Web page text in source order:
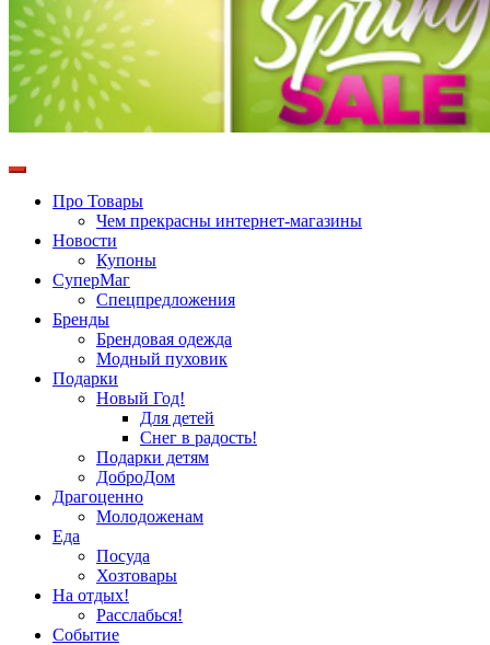
Про Товары
Чем прекрасны интернет-магазины
Новости
Купоны
СуперМаг
Спецпредложения
Бренды
Брендовая одежда
Модный пуховик
Подарки
Новый Год!
Для детей
Снег в радость!
Подарки детям
ДоброДом
Драгоценно
Молодоженам
Еда
Посуда
Хозтовары
На отдых!
Расслабься!
Событие